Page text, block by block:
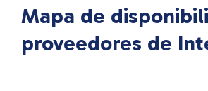
Mapa de
proveedores de